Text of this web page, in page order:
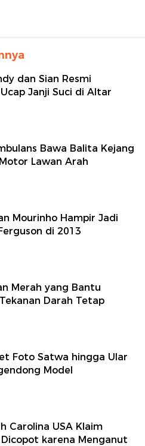
dan Sian Resmi
Janji Suci di Altar
Bawa Balita Kejang
Lawan Arah
Mourinho Hampir Jadi
di 2013
Merah yang Bantu
Darah Tetap
Foto Satwa hingga Ular
Model
Carolina USA Klaim
Dicopot karena Menganut